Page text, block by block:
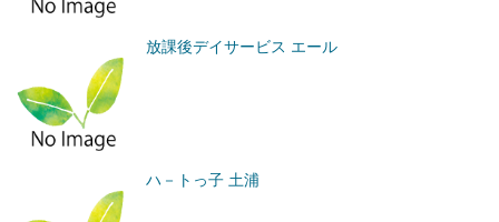
放課後デイサービス エール
ハ－トっ子 土浦